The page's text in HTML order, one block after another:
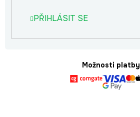
PŘIHLÁSIT SE
Možnosti